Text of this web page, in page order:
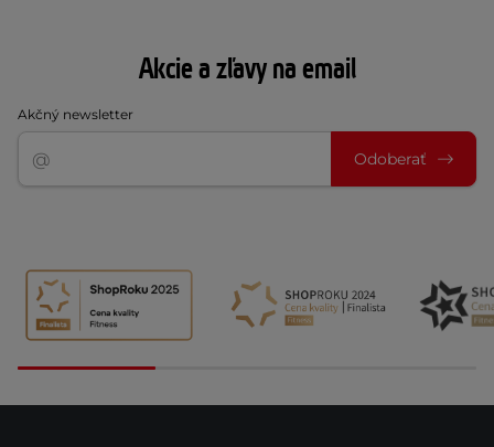
Akcie a zľavy na email
Akčný newsletter
Odoberať